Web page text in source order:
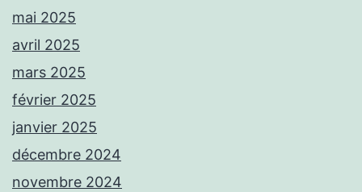
mai 2025
avril 2025
mars 2025
février 2025
janvier 2025
décembre 2024
novembre 2024